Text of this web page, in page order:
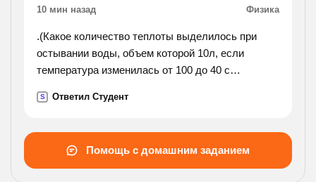
10 мин назад Физика
.(Какое количество теплоты выделилось при
остывании воды, объем которой 10л, если
температура изменилась от 100 до 40 с
S Ответил Студент
Помощь с домашним заданием